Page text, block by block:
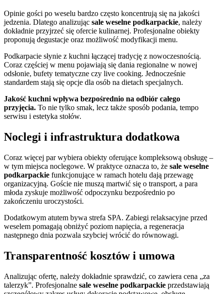
Opinie gości po weselu bardzo często koncentrują się na jakości
jedzenia. Dlatego analizując sale weselne podkarpackie, należy
dokładnie przyjrzeć się ofercie kulinarnej. Profesjonalne obiekty
proponują degustacje oraz możliwość modyfikacji menu.
Podkarpacie słynie z kuchni łączącej tradycję z nowoczesnością.
Coraz częściej w menu pojawiają się dania regionalne w nowej
odsłonie, bufety tematyczne czy live cooking. Jednocześnie
standardem stają się opcje dla osób na dietach specjalnych.
Jakość kuchni wpływa bezpośrednio na odbiór całego
przyjęcia. To nie tylko smak, lecz także sposób podania, tempo
serwisu i estetyka stołów.
Noclegi i infrastruktura dodatkowa
Coraz więcej par wybiera obiekty oferujące kompleksową obsługę –
w tym miejsca noclegowe. W praktyce oznacza to, że sale weselne
podkarpackie funkcjonujące w ramach hotelu dają przewagę
organizacyjną. Goście nie muszą martwić się o transport, a para
młoda zyskuje możliwość odpoczynku bezpośrednio po
zakończeniu uroczystości.
Dodatkowym atutem bywa strefa SPA. Zabiegi relaksacyjne przed
weselem pomagają obniżyć poziom napięcia, a regeneracja
następnego dnia pozwala szybciej wrócić do równowagi.
Transparentność kosztów i umowa
Analizując ofertę, należy dokładnie sprawdzić, co zawiera cena „za
talerzyk”. Profesjonalne sale weselne podkarpackie przedstawiają